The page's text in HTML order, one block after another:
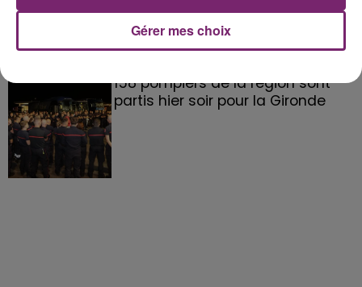
158 pompiers de la région sont
partis hier soir pour la Gironde
Gérer mes choix